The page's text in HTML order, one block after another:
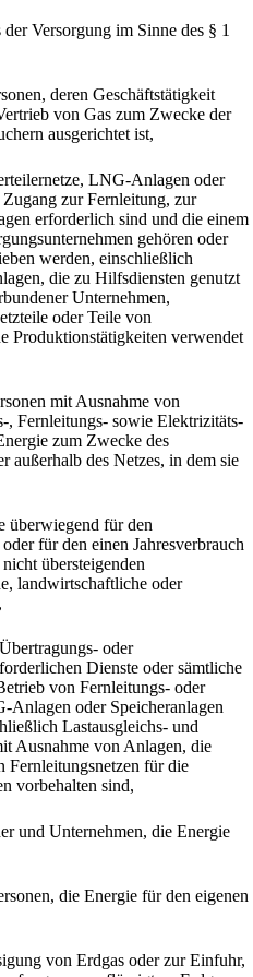
Versorgung im Sinne des § 1
deren Geschäftstätigkeit
von Gas zum Zwecke der
ausgerichtet ist,
LNG-Anlagen oder
zur Fernleitung, zur
erforderlich sind und die einem
gehören oder
werden, einschließlich
die zu Hilfsdiensten genutzt
Unternehmen,
oder Teile von
Produktionstätigkeiten verwendet
mit Ausnahme von
, Fernleitungs- sowie Elektrizitäts-
zum Zwecke des
außerhalb des Netzes, in dem sie
überwiegend für den
für den einen Jahresverbrauch
übersteigenden
landwirtschaftliche oder
oder
Dienste oder sämtliche
von Fernleitungs- oder
Anlagen oder Speicheranlagen
Lastausgleichs- und
Ausnahme von Anlagen, die
Fernleitungsnetzen für die
vorbehalten sind,
und Unternehmen, die Energie
die Energie für den eigenen
von Erdgas oder zur Einfuhr,